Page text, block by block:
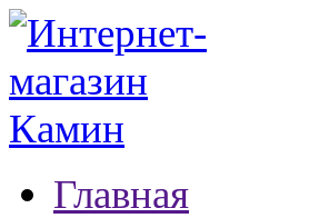
Главная